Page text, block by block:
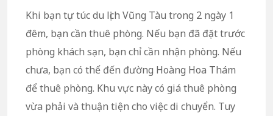
Khi bạn tự túc du lịch Vũng Tàu trong 2 ngày 1
đêm, bạn cần thuê phòng. Nếu bạn đã đặt trước
phòng khách sạn, bạn chỉ cần nhận phòng. Nếu
chưa, bạn có thể đến đường Hoàng Hoa Thám
để thuê phòng. Khu vực này có giá thuê phòng
vừa phải và thuận tiện cho việc di chuyển. Tuy